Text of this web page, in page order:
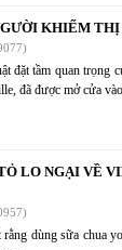
KHIẾM
đặt tầm quan trọng
đã được mở cửa
LO NGẠI VỀ
dùng sữa chua